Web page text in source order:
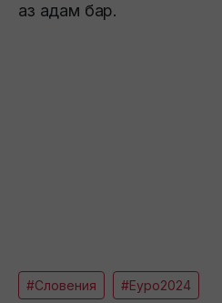
аз адам бар.
#Словения #Еуро2024